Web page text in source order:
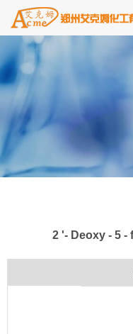
2 '- Deoxy - 5 -